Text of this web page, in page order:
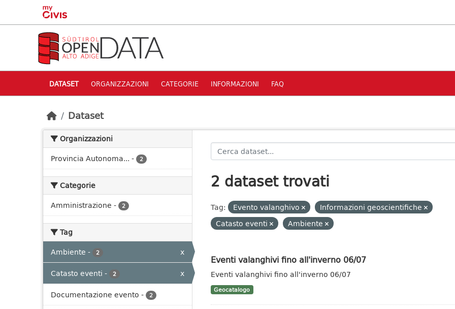
Skip to main content
DATASET ORGANIZZAZIONI CATEGORIE INFORMAZIONI FAQ
Dataset
Organizzazioni
Provincia Autonoma... - 2
Categorie
Amministrazione - 2
Tag
Ambiente - 2
x
Catasto eventi - 2
x
Documentazione evento - 2
2 dataset trovati
Tag: Evento valanghivo
Informazioni geoscientifiche
Catasto eventi
Ambiente
Eventi valanghivi fino all'inverno 06/07
Eventi valanghivi fino all'inverno 06/07
Geocatalogo